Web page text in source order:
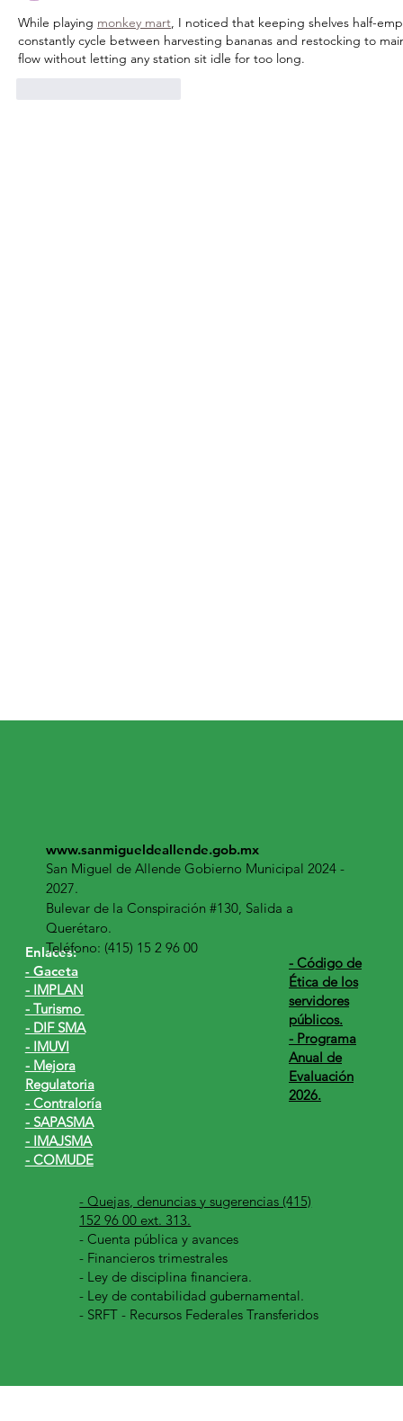
While playing monkey mart, I noticed that keeping shelves half-
constantly cycle between harvesting bananas and restocking to
flow without letting any station sit idle for too long.
Enlaces:
- Gaceta
- IMPLAN
- Turismo
- DIF SMA
- IMUVI
- Mejora
Regulatoria
- Contraloría
- SAPASMA
- IMAJSMA
- COMUDE
www.sanmigueldeallende.gob.mx
San Miguel de Allende Gobierno Municipal 2024 -
2027.
Bulevar de la Conspiración #130, Salida a
Querétaro.
Teléfono: (415) 15 2 96 00
- Quejas, denuncias y sugerencias (415)
152 96 00 ext. 313.
-Cuenta pública y avances
- Financieros trimestrales
- Ley de disciplina financiera.
- Ley de contabilidad gubernamental.
- SRFT - Recursos Federales Transferidos
​- Código de
Ética de los
servidores
públicos.
- Programa
Anual de
Evaluación
2026.